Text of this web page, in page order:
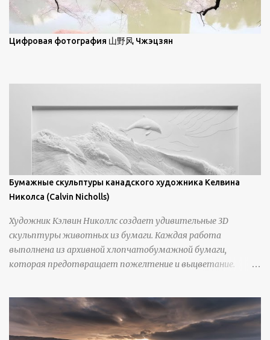
зрителям незаконченный рассказ, который усиливается его
уникальной манерой использования освещения". Для
просмотра всех работ, посетите страницу –
Цифровая фотография 山野风 Чжэцзян
Бумажные скульптуры канадского художника Келвина
Николса (Calvin Nicholls)
Художник Кэлвин Николлс создает удивительные 3D
скульптуры животных из бумаги. Каждая работа
выполнена из архивной хлопчатобумажной бумаги,
которая предотвращает пожелтение и выцветание.
инструменты для текстурирования, чтобы точно
вылепить каждую деталь. источник
https://calvinnicholls.com/